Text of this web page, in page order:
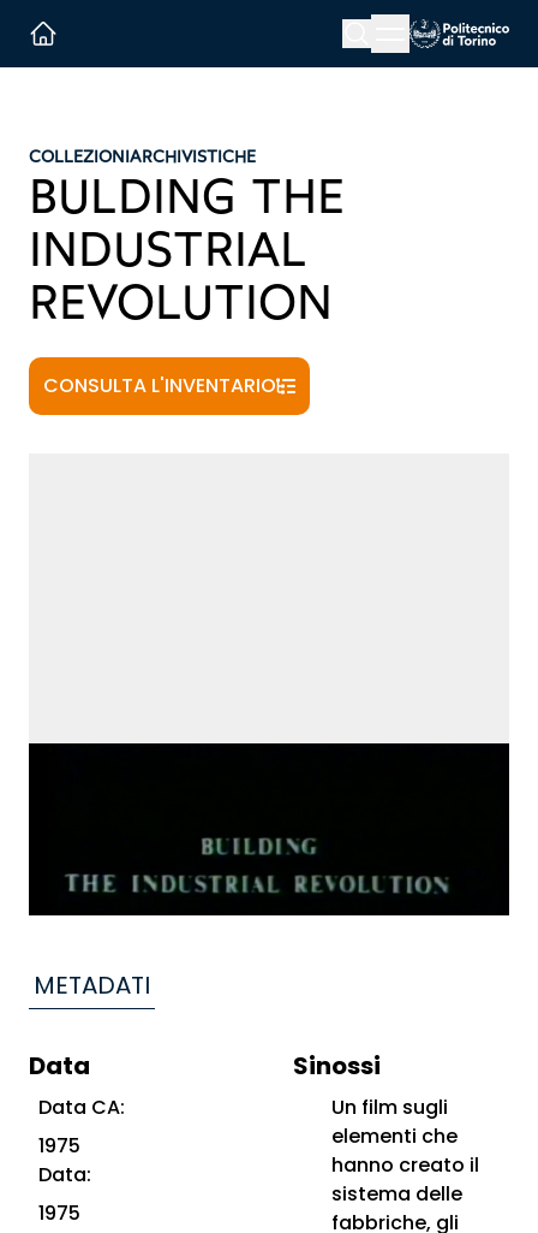
Menu button
COLLEZIONIARCHIVISTICHE
BULDING THE
INDUSTRIAL
REVOLUTION
CONSULTA L'INVENTARIO
METADATI
Data
Data CA:
1975
Data:
1975
Sinossi
Un film sugli
elementi che
hanno creato il
sistema delle
fabbriche, gli